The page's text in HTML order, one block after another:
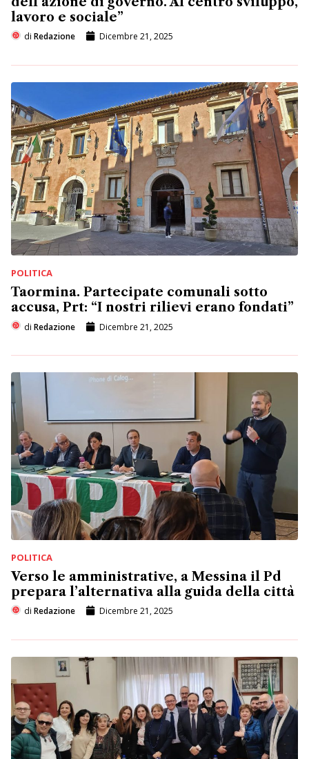
lavoro e sociale”
di Redazione Dicembre 21, 2025
POLITICA
Taormina. Partecipate comunali sotto
accusa, Prt: “I nostri rilievi erano fondati”
di Redazione Dicembre 21, 2025
POLITICA
Verso le amministrative, a Messina il Pd
prepara l’alternativa alla guida della città
di Redazione Dicembre 21, 2025